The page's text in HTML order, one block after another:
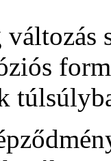
változás